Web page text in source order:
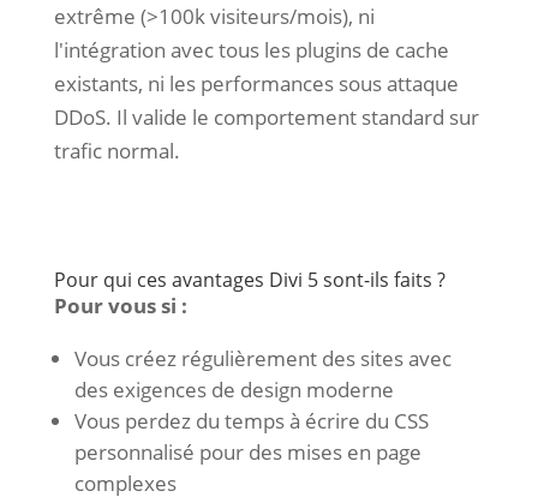
extrême (>100k visiteurs/mois), ni
l'intégration avec tous les plugins de cache
existants, ni les performances sous attaque
DDoS. Il valide le comportement standard sur
trafic normal.
Pour qui ces avantages Divi 5 sont-ils faits ?
Pour vous si :
Vous créez régulièrement des sites avec
des exigences de design moderne
Vous perdez du temps à écrire du CSS
personnalisé pour des mises en page
complexes